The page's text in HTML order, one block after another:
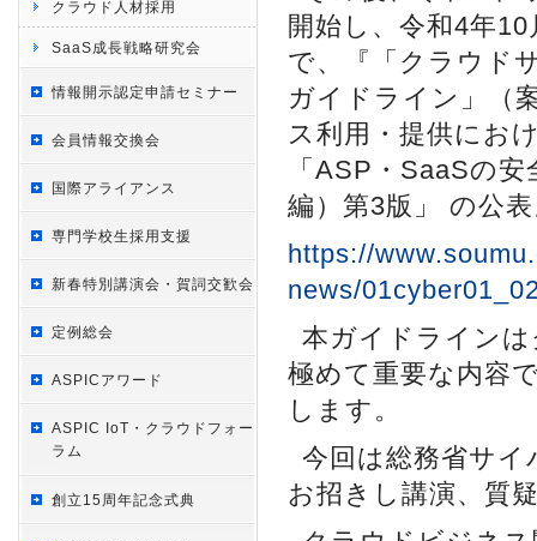
クラウド人材採用
SaaS成長戦略研究会
情報開示認定申請セミナー
会員情報交換会
国際アライアンス
専門学校生採用支援
新春特別講演会・賀詞交歓会
定例総会
ASPICアワード
ASPIC IoT・クラウドフォー
ラム
創立15周年記念式典
開始し、令和4年
で、『「クラウド
ガイドライン」（
ス利用・提供にお
「ASP・SaaSの
編）第3版」 の公
https://
news/
本ガイドライン
極めて重要な内容
します。
今回は総務省サ
お招きし講演、質